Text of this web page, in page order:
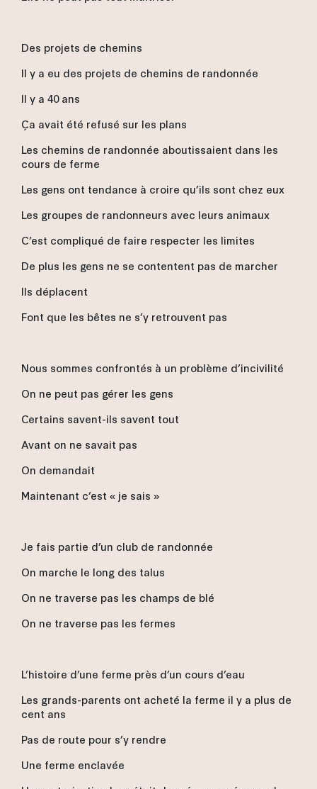
Des projets de chemins
Il y a eu des projets de chemins de randonnée
Il y a 40 ans
Ça avait été refusé sur les plans
Les chemins de randonnée aboutissaient dans les
cours de ferme
Les gens ont tendance à croire qu’ils sont chez eux
Les groupes de randonneurs avec leurs animaux
C’est compliqué de faire respecter les limites
De plus les gens ne se contentent pas de marcher
Ils déplacent
Font que les bêtes ne s’y retrouvent pas
Nous sommes confrontés à un problème d’incivilité
On ne peut pas gérer les gens
Certains savent-ils savent tout
Avant on ne savait pas
On demandait
Maintenant c’est « je sais »
Je fais partie d’un club de randonnée
On marche le long des talus
On ne traverse pas les champs de blé
On ne traverse pas les fermes
L’histoire d’une ferme près d’un cours d’eau
Les grands-parents ont acheté la ferme il y a plus de
cent ans
Pas de route pour s’y rendre
Une ferme enclavée